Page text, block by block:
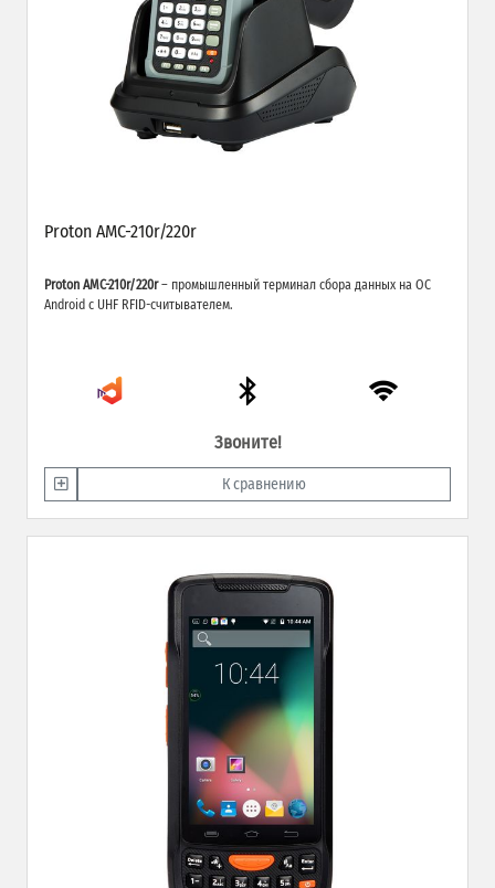
Proton AMC-210r/220r
Proton AMC-210r/220r– промышленный терминал сбора данных на ОС
Android с UHF RFID-считывателем.
Звоните!
К сравнению